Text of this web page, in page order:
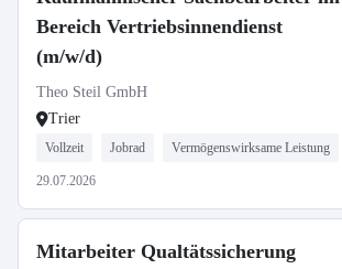
Bereich Vertriebsinnendienst
(m/w/d)
Theo Steil GmbH
Trier
Vollzeit Jobrad Vermögenswirksame Leistung
29.07.2026
Mitarbeiter Qualtätssicherung